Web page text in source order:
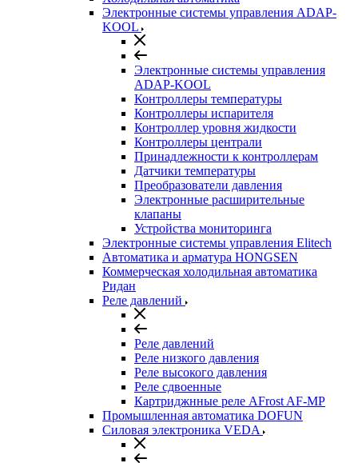
Электронные системы управления ADAP-
KOOL
Электронные системы управления
ADAP-KOOL
Контроллеры температуры
Контроллеры испарителя
Контроллер уровня жидкости
Контроллеры централи
Принадлежности к контроллерам
Датчики температуры
Преобразователи давления
Электронные расширительные
клапаны
Устройства мониторинга
Электронные системы управления Elitech
Автоматика и арматура HONGSEN
Коммерческая холодильная автоматика
Ридан
Реле давлений
Реле давлений
Реле низкого давления
Реле высокого давления
Реле сдвоенные
Картриджнные реле AFrost AF-MP
Промышленная автоматика DOFUN
Силовая электроника VEDA